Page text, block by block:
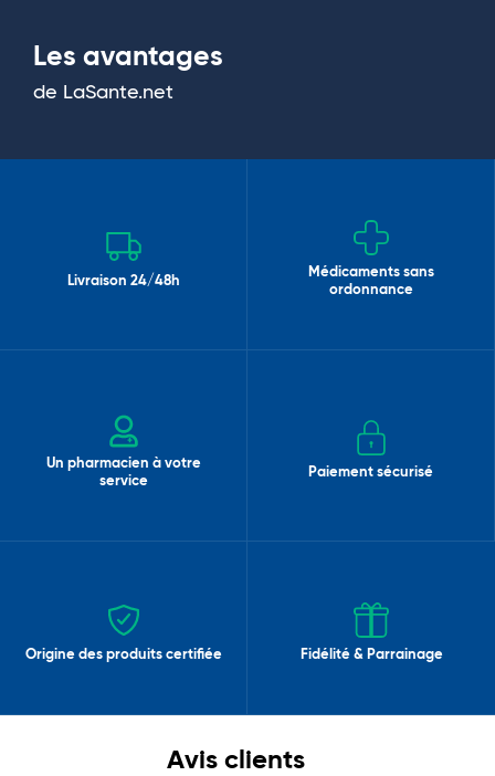
Les avantages
de LaSante.net
Livraison 24/48h
Médicaments sans
ordonnance
Un pharmacien à votre
service
Paiement sécurisé
Origine des produits certifiée Fidélité & Parrainage
Avis clients